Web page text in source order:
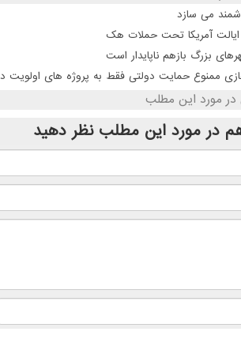
می سازد
آمریکا تحت حملات هک
بزرگ بازهم ناپایدار است
ممنوع حمایت دولتی فقط به پروژه های اولویت
در مورد این مطلب
در مورد این مطلب نظر دهید